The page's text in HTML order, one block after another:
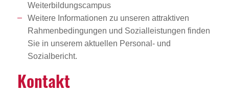
Weiterbildungscampus
Weitere Informationen zu unseren attraktiven
Rahmenbedingungen und Sozialleistungen finden
Sie in unserem aktuellen Personal- und
Sozialbericht.
Kontakt